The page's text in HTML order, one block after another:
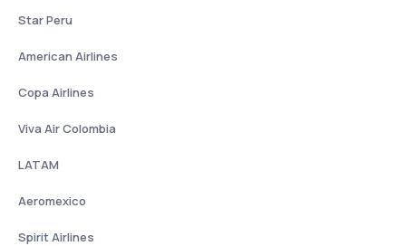
Star Peru
American Airlines
Copa Airlines
Viva Air Colombia
LATAM
Aeromexico
Spirit Airlines